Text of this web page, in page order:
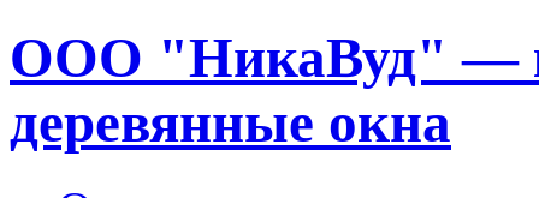
ООО "НикаВуд" —
деревянные окна